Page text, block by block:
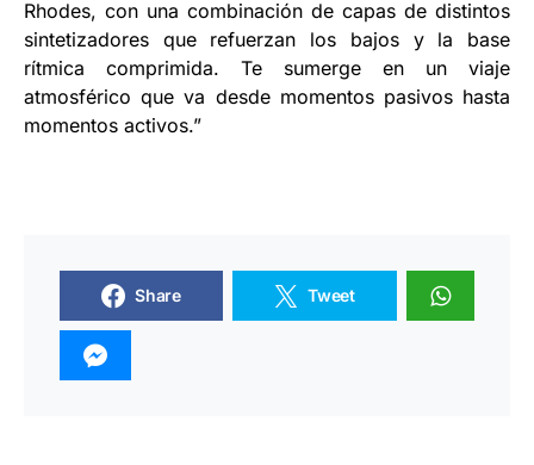
Rhodes, con una combinación de capas de distintos
sintetizadores que refuerzan los bajos y la base
rítmica comprimida. Te sumerge en un viaje
atmosférico que va desde momentos pasivos hasta
momentos activos.”
Share Tweet